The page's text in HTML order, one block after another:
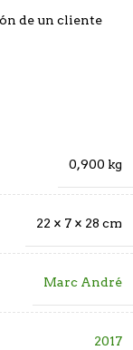
de un cliente
0,900 kg
22 × 7 × 28 cm
Marc André
2017